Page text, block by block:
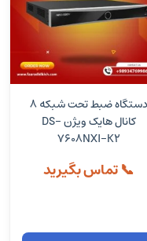
دستگاه ضبط تحت شبکه 8
کانال هایک ویژن DS-
7608NXI-K2
📞 تماس بگیرید